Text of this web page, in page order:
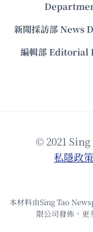
新聞採訪部 News
編輯部
© 2021
私隱政
本材料由Sing Tao
限公司發佈，更